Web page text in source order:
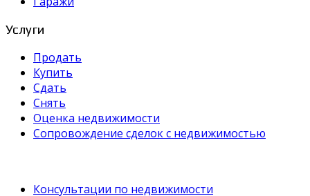
Услуги
Продать
Купить
Сдать
Снять
Оценка недвижимости
Сопровождение сделок с недвижимостью
Консультации по недвижимости